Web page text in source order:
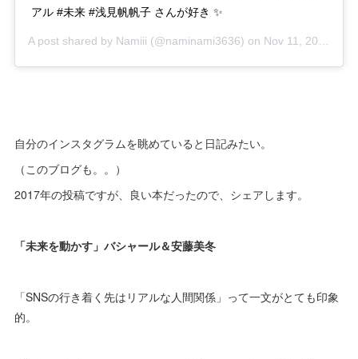
アル #未来 #浅見帆帆子 さんが好き ✨
A post shared by Namiii (@naminami3636) on Nov 11, 2017 at 6:15pm PST
自分のインスタグラムを眺めていると日記みたい。
（このブログも。。）
2017年の投稿ですが、良い本だったので、シェアします。
「未来を動かす」バシャール＆安藤美冬
「SNSの行き着く先はリアルな人間関係」って一文がとても印象
的。